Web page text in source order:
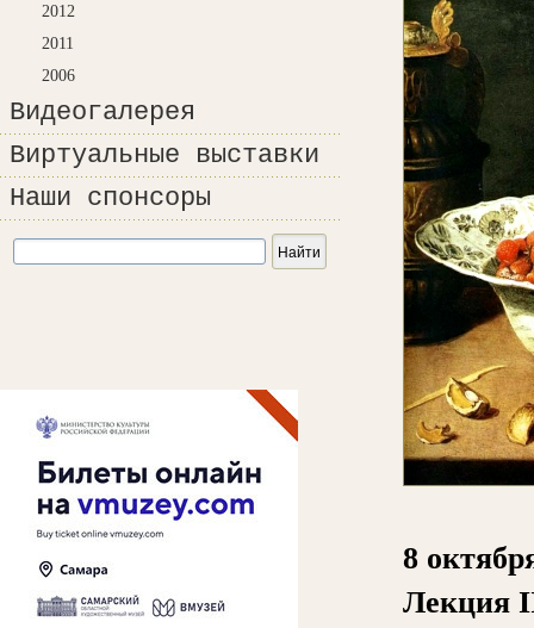
2012
2011
2006
Видеогалерея
Виртуальные выставки
Наши спонсоры
8
Лекция